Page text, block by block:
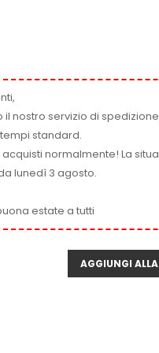
nostro servizio di
standard.
normalmente! La
lunedì 3 agosto.
estate a tutti
AGGIUNGI